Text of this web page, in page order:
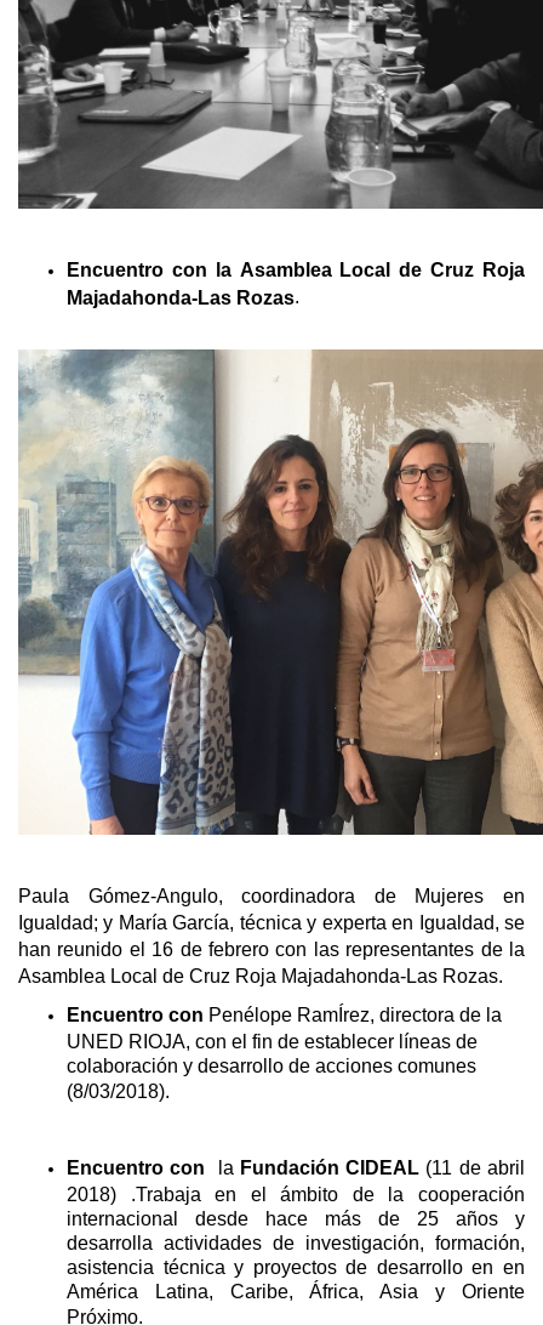
Encuentro con la Asamblea Local de Cruz Roja
Majadahonda-Las Rozas.
Paula Gómez-Angulo, coordinadora de Mujeres en
Igualdad; y María García, técnica y experta en Igualdad, se
han reunido el 16 de febrero con las representantes de la
Asamblea Local de Cruz Roja Majadahonda-Las Rozas.
Encuentro con Penélope RamÍrez, directora de la
UNED RIOJA, con el fin de establecer líneas de
colaboración y desarrollo de acciones comunes
(8/03/2018).
Encuentro con la Fundación CIDEAL (11 de abril
2018) .Trabaja en el ámbito de la cooperación
internacional desde hace más de 25 años y
desarrolla actividades de investigación, formación,
asistencia técnica y proyectos de desarrollo en en
América Latina, Caribe, África, Asia y Oriente
Próximo.